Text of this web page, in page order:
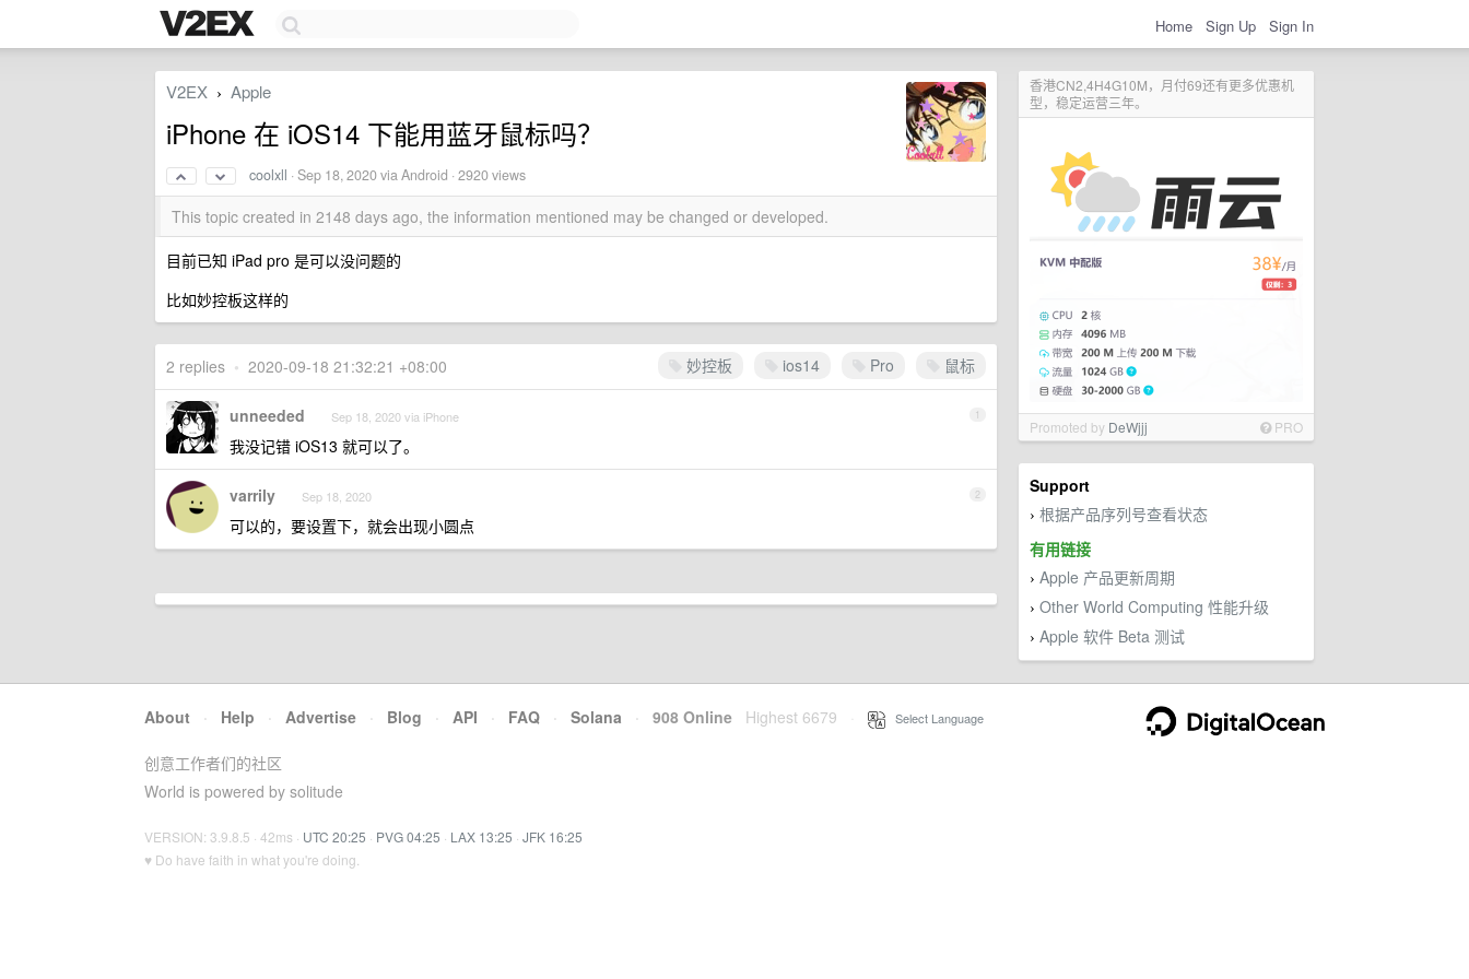
Home Sign Up Sign In
香港CN2,4H4G10M，月付69还有更多优惠机
型，稳定运营三年。
Promoted by DeWjjj PRO
Support
› 根据产品序列号查看状态
有用链接
› Apple 产品更新周期
› Other World Computing 性能升级
› Apple 软件 Beta 测试
V2EX › Apple
iPhone 在 iOS14 下能用蓝牙鼠标吗？
coolxll ·Sep 18, 2020via Android · 2920 views
This topic created in 2148 days ago, the information mentioned may be changed or developed.
目前已知 iPad pro 是可以没问题的
比如妙控板这样的
妙控板 ios14 Pro 鼠标
2 replies • 2020-09-18 21:32:21 +08:00
1
unneeded Sep 18, 2020 via iPhone
我没记错 iOS13 就可以了。
2
varrily Sep 18, 2020
可以的，要设置下，就会出现小圆点
About · Help · Advertise · Blog · API · FAQ · Solana · 908 Online Highest 6679 Select Language
创意工作者们的社区
World is powered by solitude
VERSION: 3.9.8.5 · 42ms · UTC 20:25 · PVG 04:25 · LAX 13:25 · JFK 16:25
♥ Do have faith in what you're doing.